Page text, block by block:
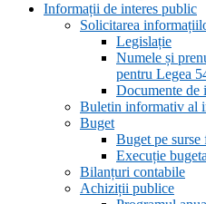
Informații de interes public
Solicitarea
Legislație
Numele și
pentru Legea
Documente de
Buletin informativ al
Buget
Buget pe surse
Execuție
Bilanțuri contabile
Achiziții publice